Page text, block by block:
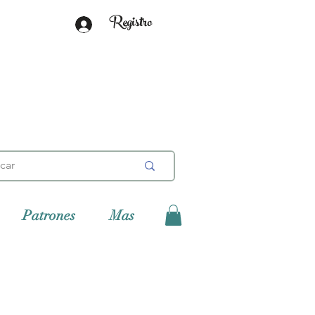
Registro
Patrones Mas